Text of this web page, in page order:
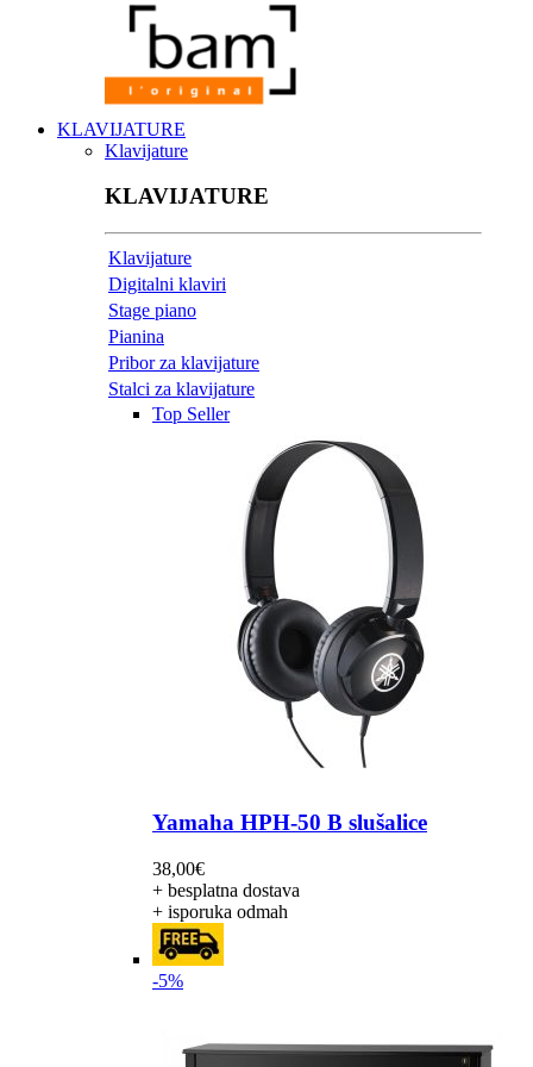
KLAVIJATURE
Klavijature
KLAVIJATURE
Klavijature
Digitalni klaviri
Stage piano
Pianina
Pribor za klavijature
Stalci za klavijature
Top Seller
Yamaha HPH-50 B slušalice
38,00€
+ besplatna dostava
+ isporuka odmah
-5%